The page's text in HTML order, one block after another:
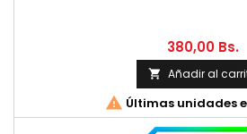
380,00 Bs.
 Añadir al
 Últimas unidades